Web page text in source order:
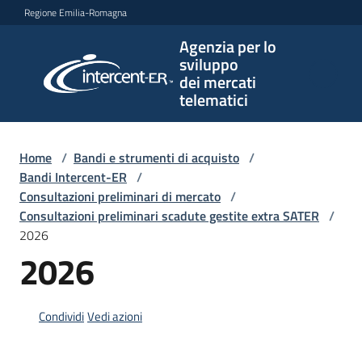
Vai al contenuto
Vai alla navigazione
Vai al footer
Regione Emilia-Romagna
Agenzia per lo
sviluppo
dei mercati
telematici
per lo
sviluppo
telematici
L'Agenzia
Home / Bandi e strumenti di acquisto /
Bandi Intercent-ER /
Consultazioni preliminari di mercato /
Consultazioni preliminari scadute gestite extra SATER /
2026
2026
CondividiVedi azioni